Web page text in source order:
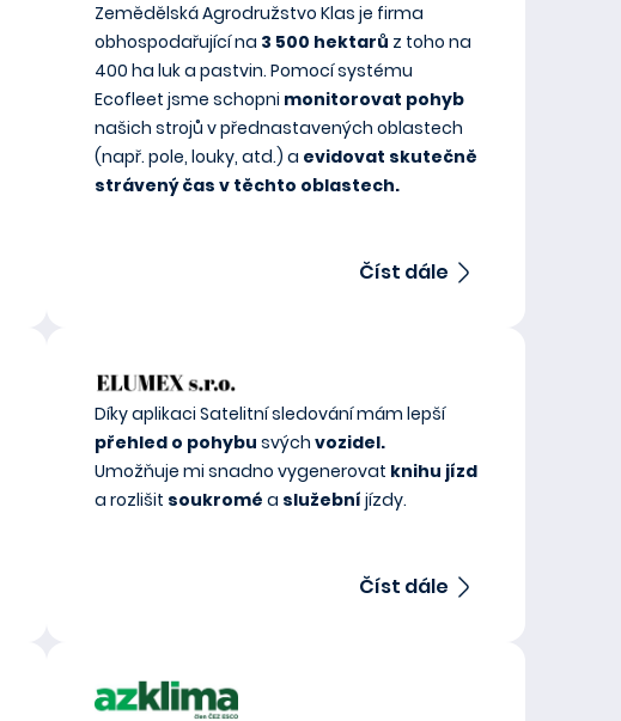
Zemědělská Agrodružstvo Klas je firma
obhospodařující na 3 500 hektarů z toho na
400 ha luk a pastvin. Pomocí systému
Ecofleet jsme schopni monitorovat pohyb
našich strojů v přednastavených oblastech
(např. pole, louky, atd.) a evidovat skutečně
strávený čas v těchto oblastech.
Číst dále
Díky aplikaci Satelitní sledování mám lepší
přehled o pohybu svých vozidel.
Umožňuje mi snadno vygenerovat knihu jízd
a rozlišit soukromé a služební jízdy.
Číst dále